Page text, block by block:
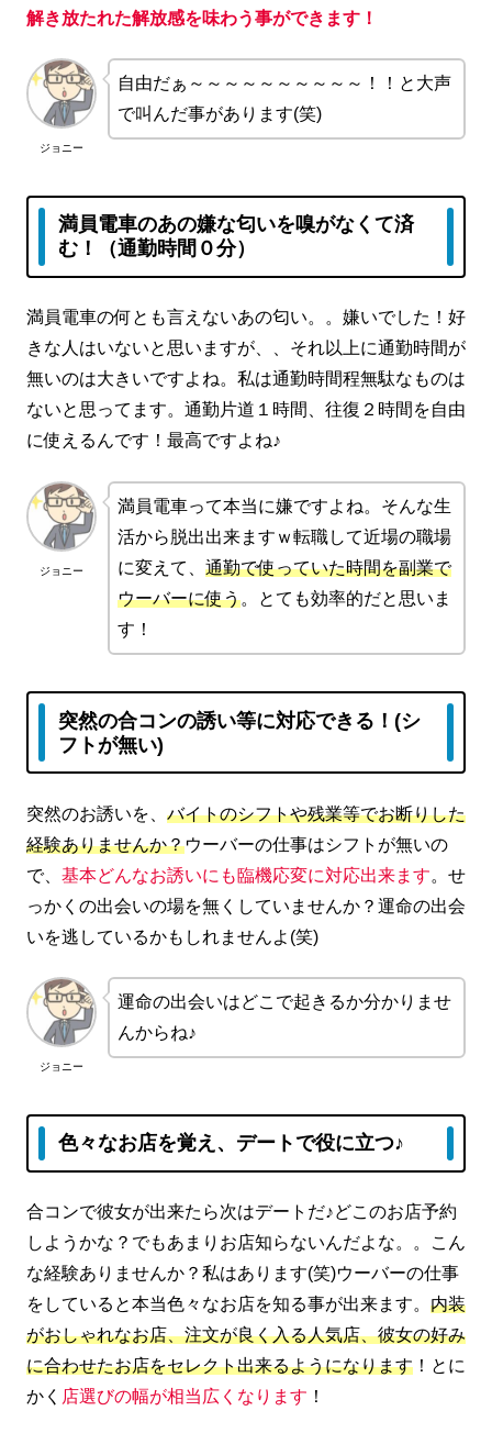
解き放たれた解放感を味わう事ができます！
ジョニー
自由だぁ～～～～～～～～～～！！と大声
で叫んだ事があります(笑)
満員電車のあの嫌な匂いを嗅がなくて済
む！（通勤時間０分）
満員電車の何とも言えないあの匂い。。嫌いでした！好
きな人はいないと思いますが、、それ以上に通勤時間が
無いのは大きいですよね。私は通勤時間程無駄なものは
ないと思ってます。通勤片道１時間、往復２時間を自由
に使えるんです！最高ですよね♪
ジョニー
満員電車って本当に嫌ですよね。そんな生
活から脱出出来ますｗ転職して近場の職場
に変えて、 通勤で使っていた時間を副業で
ウーバーに使う。とても効率的だと思いま
す！
突然の合コンの誘い等に対応できる！(シ
フトが無い)
突然のお誘いを、 バイトのシフトや残業等でお断りした
経験ありませんか？ウーバーの仕事はシフトが無いの
で、 基本どんなお誘いにも臨機応変に対応出来ます。せ
っかくの出会いの場を無くしていませんか？運命の出会
いを逃しているかもしれませんよ(笑)
ジョニー
運命の出会いはどこで起きるか分かりませ
んからね♪
色々なお店を覚え、デートで役に立つ♪
合コンで彼女が出来たら次はデートだ♪どこのお店予約
しようかな？でもあまりお店知らないんだよな。。こん
な経験ありませんか？私はあります(笑)ウーバーの仕事
をしていると本当色々なお店を知る事が出来ます。 内装
がおしゃれなお店、注文が良く入る人気店、彼女の好み
に合わせたお店をセレクト出来るようになります ！とに
かく 店選びの幅が相当広くなります ！